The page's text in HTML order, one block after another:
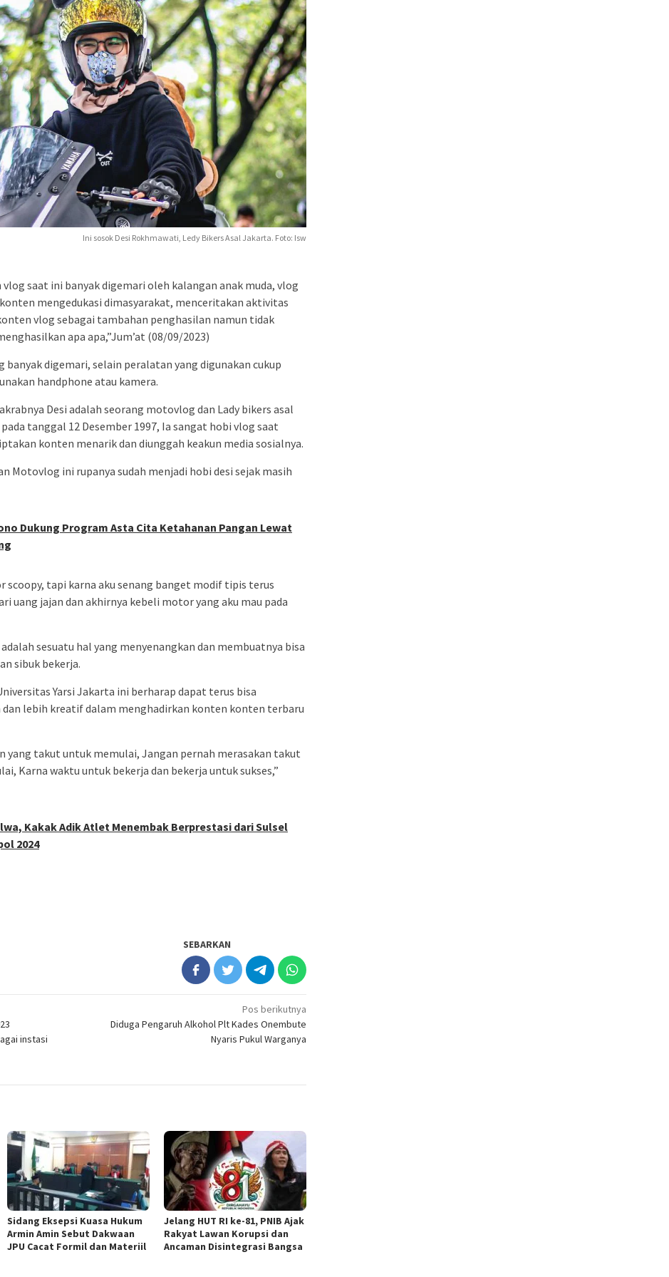
Ini sosok Desi Rokhmawati, Ledy Bikers Asal Jakarta. Foto: Isw
vlog saat ini banyak digemari oleh kalangan anak muda, vlog
mengedukasi dimasyarakat, menceritakan aktivitas
vlog sebagai tambahan penghasilan namun tidak
apa apa,”Jum’at (08/09/2023)
banyak digemari, selain peralatan yang digunakan cukup
handphone atau kamera.
Desi adalah seorang motovlog dan Lady bikers asal
tanggal 12 Desember 1997, Ia sangat hobi vlog saat
konten menarik dan diunggah keakun media sosialnya.
Motovlog ini rupanya sudah menjadi hobi desi sejak masih
Dukung Program Asta Cita Ketahanan Pangan Lewat
scoopy, tapi karna aku senang banget modif tipis terus
uang jajan dan akhirnya kebeli motor yang aku mau pada
sesuatu hal yang menyenangkan dan membuatnya bisa
sibuk bekerja.
Yarsi Jakarta ini berharap dapat terus bisa
lebih kreatif dalam menghadirkan konten konten terbaru
yang takut untuk memulai, Jangan pernah merasakan takut
Karna waktu untuk bekerja dan bekerja untuk sukses,”
Kakak Adik Atlet Menembak Berprestasi dari Sulsel
2024
SEBARKAN
instasi
Pos berikutnya
Diduga Pengaruh Alkohol Plt Kades Onembute
Nyaris Pukul Warganya
‎Sidang Eksepsi Kuasa Hukum
Armin Amin Sebut Dakwaan
JPU Cacat Formil dan Materiil
Jelang HUT RI ke-81, PNIB Ajak
Rakyat Lawan Korupsi dan
Ancaman Disintegrasi Bangsa